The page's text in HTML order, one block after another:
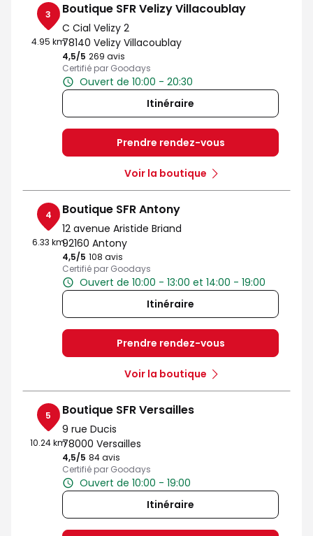
3
4.95 km
Boutique SFR Velizy Villacoublay
C Cial Velizy 2
78140 Velizy Villacoublay
4,5/5 Note de 4.5 sur 5
269 avis
Certifié par Goodays
Ouvert de 10:00 - 20:30
Itinéraire
Prendre rendez-vous
Voir la boutique
4
6.33 km
Boutique SFR Antony
12 avenue Aristide Briand
92160 Antony
4,5/5 Note de 4.5 sur 5
108 avis
Certifié par Goodays
Ouvert de 10:00 - 13:00 et 14:00 - 19:00
Itinéraire
Prendre rendez-vous
Voir la boutique
5
10.24 km
Boutique SFR Versailles
9 rue Ducis
78000 Versailles
4,5/5 Note de 4.5 sur 5
84 avis
Certifié par Goodays
Ouvert de 10:00 - 19:00
Itinéraire